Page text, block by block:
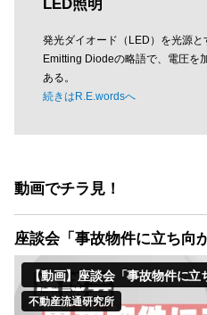
LED照明
発光ダイオード（LED）を光源
Emitting Diodeの略語で、電圧を
ある。
続きはR.E.wordsへ
動画でチラ見！
座談会「事故物件に立ち向